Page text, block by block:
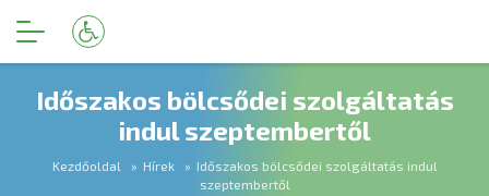
Időszakos bölcsődei szolgáltatás
indul szeptembertől
Kezdőoldal Hírek
Időszakos bölcsődei szolgáltatás indul
szeptembertől